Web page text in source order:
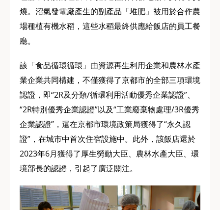
燒。沼氣發電廠產生的副產品「堆肥」被用於合作農
場種植有機水稻，這些水稻最終供應給飯店的員工餐
廳。
該「食品循環循環」由資源再生利用企業和農林水產
業企業共同構建，不僅獲得了京都市的全部三項環境
認證，即“2R及分類/循環利用活動優秀企業認證”、
“2R特別優秀企業認證”以及“工業廢棄物處理/3R優秀
企業認證”，還在京都市環境政策局獲得了“永久認
證”，在城市中首次住宿設施中。此外，該飯店還於
2023年6月獲得了厚生勞動大臣、農林水產大臣、環
境部長的認證，引起了廣泛關注。